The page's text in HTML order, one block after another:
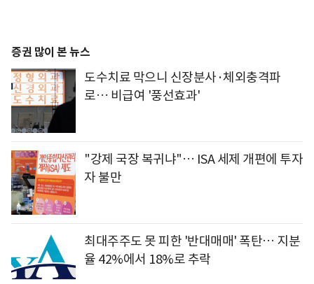
증권 많이 본 뉴스
도수치료 막으니 신장분사·체외충격파
로… 비급여 '풍선효과'
"강제 국장 복귀냐"… ISA 세제 개편에 투자
자 불만
최대주주도 못 피한 '반대매매' 폭탄… 지분
율 42%에서 18%로 추락